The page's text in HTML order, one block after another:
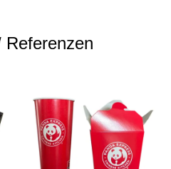
Referenzen